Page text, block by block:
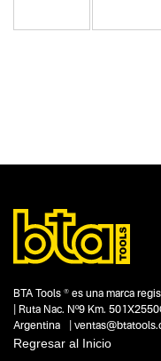
Segmentos - pendiente
Automotor
Talleres
No items found.
Funcion o uso
1"
BTA Tools ® es una marca
| Ruta Nac. Nº9 Km.
Argentina |
Regresar al Inicio